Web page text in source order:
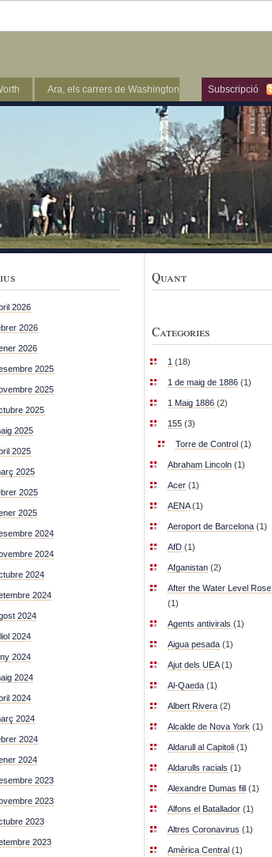
Subscripció
Ara, els carrers de Washington
2026
2026
2026
2025
2025
2025
2025
2025
2025
2025
2025
2024
2024
2024
2024
2024
2024
2024
2024
2024
2024
2024
2024
2023
2023
2023
2023
Quant
Categories
1 (18)
1 de maig de 1886 (1)
1 Maig 1886 (2)
155 (3)
Torre de Control (1)
Abraham Lincoln (1)
Acer (1)
AENA(1)
Aeroport de Barcelona (1)
AfD (1)
Afganistan (2)
After the Water Level Rose
(1)
Agents antivirals (1)
Aigua pesada (1)
Ajut dels UEA(1)
Al-Qaeda (1)
Albert Rivera (2)
Alcalde de Nova York (1)
Aldarull al Capitoli (1)
Aldarulls racials (1)
Alexandre Dumas fill (1)
Alfons el Batallador (1)
Altres Coronavirus (1)
Amèrica Central (1)